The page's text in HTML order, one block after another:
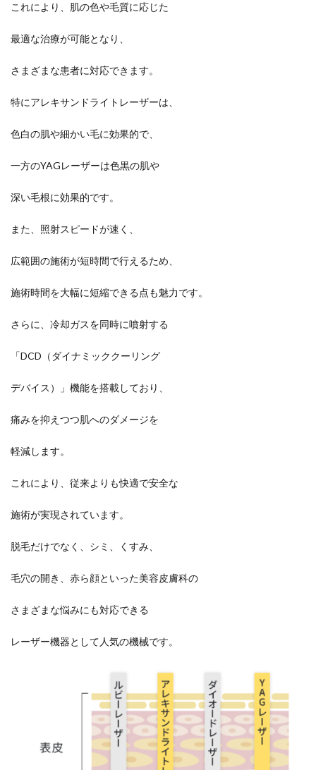
これにより、肌の色や毛質に応じた
最適な治療が可能となり、
さまざまな患者に対応できます。
特にアレキサンドライトレーザーは、
色白の肌や細かい毛に効果的で、
一方のYAGレーザーは色黒の肌や
深い毛根に効果的です。
また、照射スピードが速く、
広範囲の施術が短時間で行えるため、
施術時間を大幅に短縮できる点も魅力です。
さらに、冷却ガスを同時に噴射する
「DCD（ダイナミッククーリング
デバイス）」機能を搭載しており、
痛みを抑えつつ肌へのダメージを
軽減します。
これにより、従来よりも快適で安全な
施術が実現されています。
脱毛だけでなく、シミ、くすみ、
毛穴の開き、赤ら顔といった美容皮膚科の
さまざまな悩みにも対応できる
レーザー機器として人気の機械です。